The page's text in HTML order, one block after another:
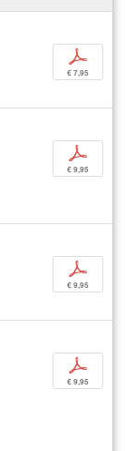
p
€ 7,95
p
€ 9,95
p
€ 9,95
p
€ 9,95